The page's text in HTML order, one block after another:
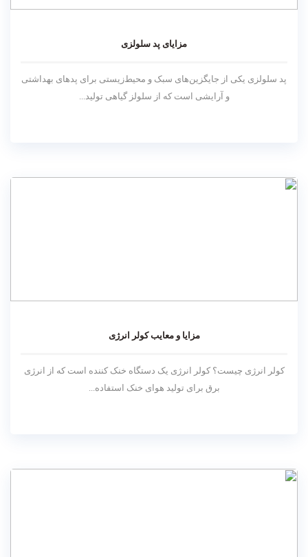
مزایای پد سلولزی
پد سلولزی یکی از جایگزین‌های سبک و محیط‌زیستی برای پد‌های بهداشتی
و آرایشی است که از سلولز گیاهی تولید...
مزایا و معایب کولر انرژی
کولر انرژی چیست؟ کولر انرژی یک دستگاه خنک کننده است که از انرژی
برق برای تولید هوای خنک استفاده...